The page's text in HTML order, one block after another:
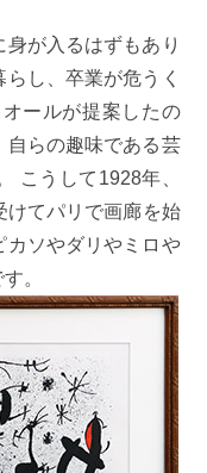
が入るはずもあり
し、卒業が危うく
ールが提案したの
自らの趣味である芸
こうして1928年、
けてパリで画廊を始
カソやダリやミロや
。